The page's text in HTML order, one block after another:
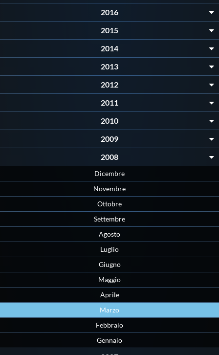
Webmail
Contatti
2016
2015
2014
2013
2012
2011
2010
2009
2008
Dicembre
Novembre
Ottobre
Settembre
Agosto
Luglio
Giugno
Maggio
Aprile
Marzo
Febbraio
Gennaio